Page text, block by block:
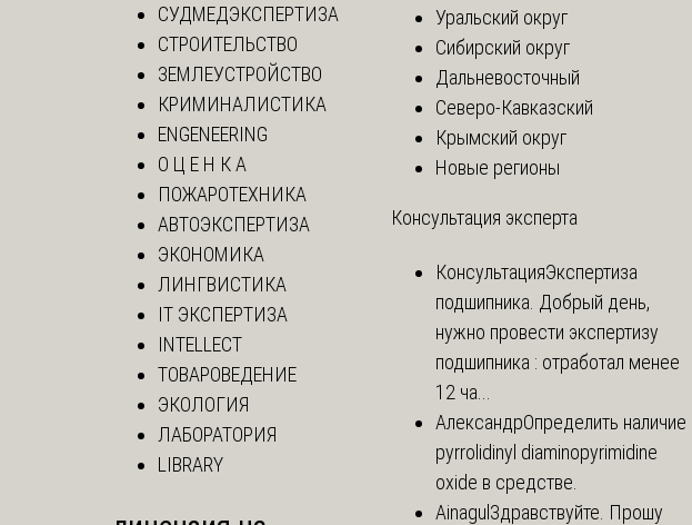
СУДМЕДЭКСПЕРТИЗА
СТРОИТЕЛЬСТВО
ЗЕМЛЕУСТРОЙСТВО
КРИМИНАЛИСТИКА
ENGENEERING
О Ц Е Н К А
ПОЖАРОТЕХНИКА
АВТОЭКСПЕРТИЗА
ЭКОНОМИКА
ЛИНГВИСТИКА
IT ЭКСПЕРТИЗА
INTELLECT
ТОВАРОВЕДЕНИЕ
ЭКОЛОГИЯ
ЛАБОРАТОРИЯ
LIBRARY
Уральский округ
Сибирский округ
Дальневосточный
Северо-Кавказский
Крымский округ
Новые регионы
Консультация эксперта
КонсультацияЭкспертиза
подшипника. Добрый день,
нужно провести экспертизу
подшипника : отработал менее
12 ча...
АлександрОпределить наличие
pyrrolidinyl diaminopyrimidine
oxide в средстве.
Ainagul Здравствуйте. Прошу